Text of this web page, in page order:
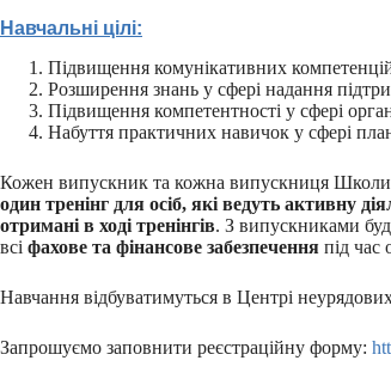
Навчальні цілі:
Підвищення комунікативних
Розширення знань у сфері надання
Підвищення компетентності у сфері
Набуття практичних навичок у сфері
Кожен випускник та кожна випускниця Школи
один тренінг для осіб, які ведуть активну
отримані в ході тренінгів. З випускниками
всі фахове та фінансове забезпечення під час
Навчання відбуватимуться в Центрі
Запрошуємо заповнити реєстраційну форму: